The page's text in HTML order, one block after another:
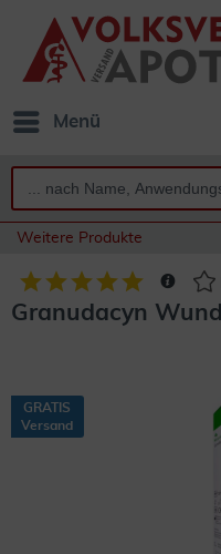
Menü
Weitere Produkte
Granudacyn
GRATIS
Versand